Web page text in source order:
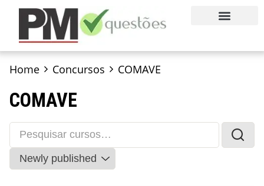
Home Concursos COMAVE
COMAVE